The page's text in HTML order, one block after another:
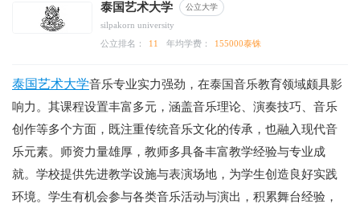
泰国艺术大学 公立大学
silpakorn university
公立排名：
11 年均学费： 155000泰铢
泰国艺术大学音乐专业实力强劲，在泰国音乐教育领域颇具影
响力。其课程设置丰富多元，涵盖音乐理论、演奏技巧、音乐
创作等多个方面，既注重传统音乐文化的传承，也融入现代音
乐元素。师资力量雄厚，教师多具备丰富教学经验与专业成
就。学校提供先进教学设施与表演场地，为学生创造良好实践
环境。学生有机会参与各类音乐活动与演出，积累舞台经验，